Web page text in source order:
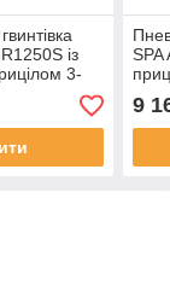
із
3-
ОП,
SPA
9